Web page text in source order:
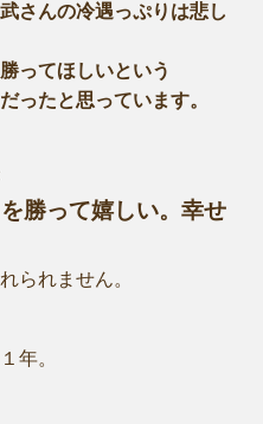
さんの冷遇っぷりは悲し
ってほしいという
ったと思っています。
勝って嬉しい。幸せ
られません。
年。